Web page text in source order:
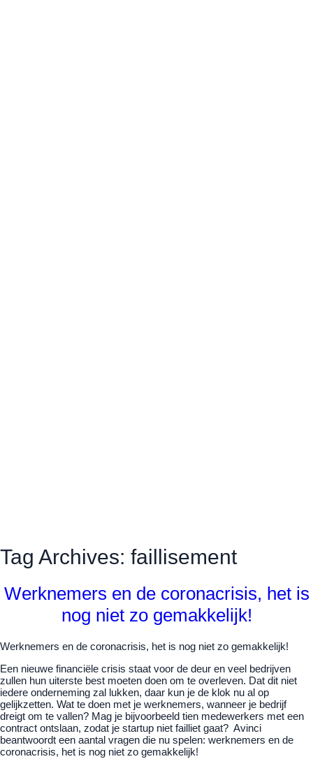
Tag Archives: faillisement
Werknemers en de coronacrisis, het is
nog niet zo gemakkelijk!
Werknemers en de coronacrisis, het is nog niet zo gemakkelijk!
Een nieuwe financiële crisis staat voor de deur en veel bedrijven
zullen hun uiterste best moeten doen om te overleven. Dat dit niet
iedere onderneming zal lukken, daar kun je de klok nu al op
gelijkzetten. Wat te doen met je werknemers, wanneer je bedrijf
dreigt om te vallen? Mag je bijvoorbeeld tien medewerkers met een
contract ontslaan, zodat je startup niet failliet gaat? Avinci
beantwoordt een aantal vragen die nu spelen: werknemers en de
coronacrisis, het is nog niet zo gemakkelijk!